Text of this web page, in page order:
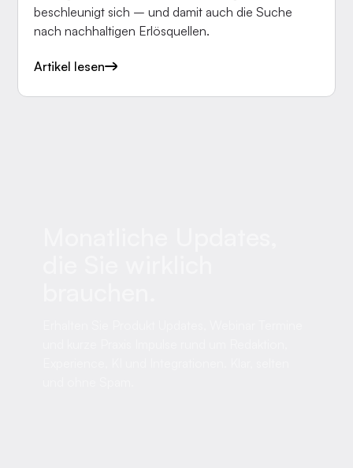
beschleunigt sich – und damit auch die Suche
nach nachhaltigen Erlösquellen.
Artikel lesen